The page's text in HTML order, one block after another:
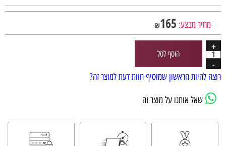
מחיר מבצע: ₪165
הוסף לסל
רוצה להיות הראשון שמוסיף חוות דעת למוצר זה?
שאל אותנו על מוצר זה